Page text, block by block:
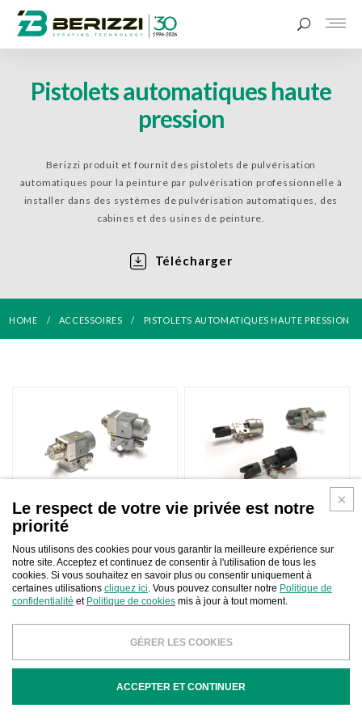
Pistolets automatiques haute
pression
Berizzi produit et fournit des pistolets de pulvérisation
automatiques pour la peinture par pulvérisation professionnelle à
installer dans des systèmes de pulvérisation automatiques, des
cabines et des usines de peinture.
Télécharger
HOME ACCESSOIRES PISTOLETS AUTOMATIQUES HAUTE PRESSION
AIR-ASSISTED AIRLESS SPRAY
GUNS
AIRLESS SPRAY GUNS
Pistolets à peinture professionnels
Les pistolets sont disponibles pour la peinture airless ou air
mixte, utilisables pour différentes applications et matériaux et
capables de garantir une efficacité de transfert maximale, une
finition de haute qualité et une vitesse de production sur de
requise.
Le respect de votre vie privée est notre
priorité
Nous utilisons des cookies pour vous garantir la meilleure expérience sur
notre site. Acceptez et continuez de consentir à l'utilisation de tous les
cookies. Si vous souhaitez en savoir plus ou consentir uniquement à
certaines utilisations cliquez ici. Vous pouvez consulter notre Politique de
confidentialité et Politique de cookies mis à jour à tout moment.
GÉRER LES COOKIES
ACCEPTER ET CONTINUER